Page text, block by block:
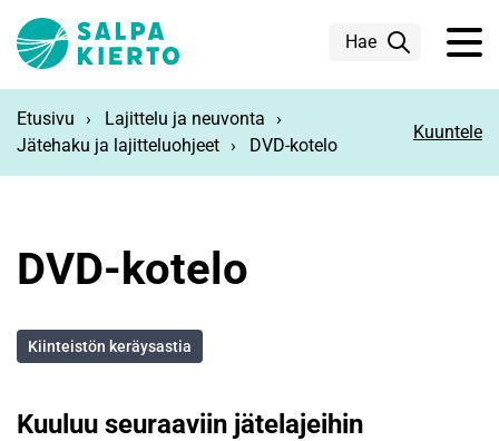
Hae
Etusivu
Lajittelu ja neuvonta
Jätehaku ja lajitteluohjeet
DVD-kotelo
Kuuntele
DVD-kotelo
Kiinteistön keräysastia
Kuuluu seuraaviin jätelajeihin